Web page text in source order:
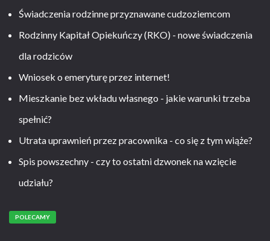
Świadczenia rodzinne przyznawane cudzoziemcom
Rodzinny Kapitał Opiekuńczy (RKO) - nowe świadczenia
dla rodziców
Wniosek o emeryturę przez internet!
Mieszkanie bez wkładu własnego - jakie warunki trzeba
spełnić?
Utrata uprawnień przez pracownika - co się z tym wiąże?
Spis powszechny - czy to ostatni dzwonek na wzięcie
udziału?
POLECAMY